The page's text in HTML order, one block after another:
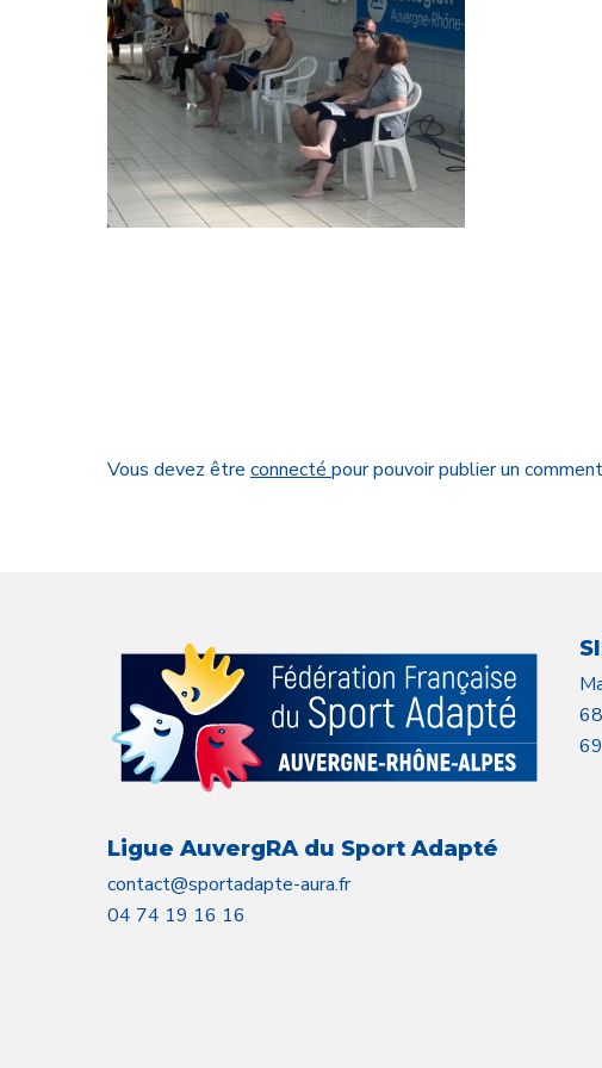
Vous devez être connecté pour pouvoir publier un
Ligue AuvergRA du Sport Adapté
contact@sportadapte-aura.fr
04 74 19 16 16